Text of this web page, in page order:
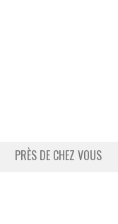
PRÈS DE CHEZ VOUS